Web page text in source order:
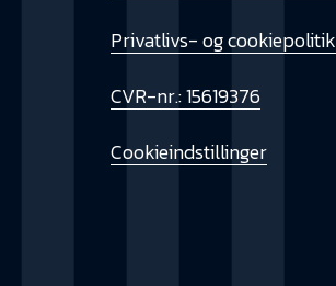
Privatlivs- og cookiepolitik
CVR-nr.: 15619376
Cookieindstillinger